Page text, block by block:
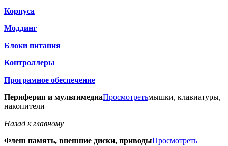
Корпуса
Моддинг
Блоки питания
Контроллеры
Програмное обеспечение
Периферия и мультимедиаПросмотретьмышки, клавиатуры,
накопители
Назад к главному
Флеш память, внешние диски, приводыПросмотреть